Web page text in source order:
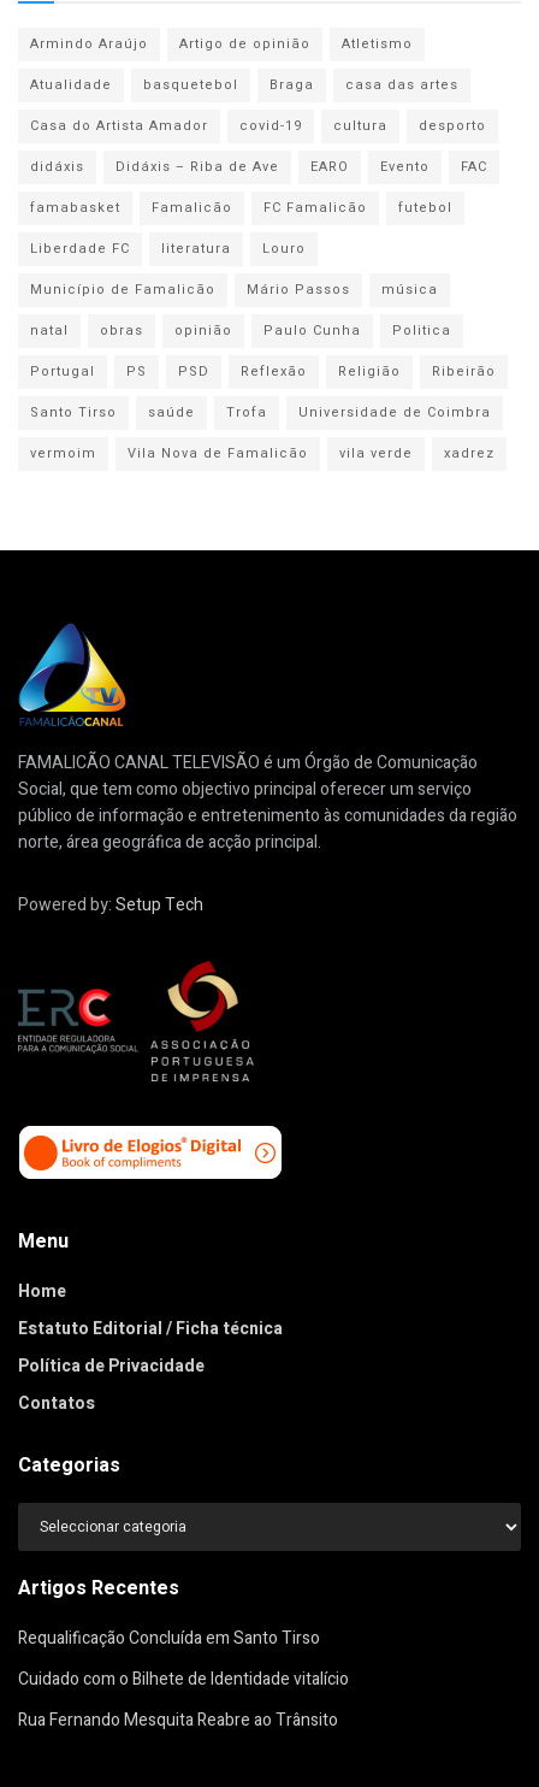
Armindo Araújo Artigo de opinião
Atletismo
Atualidade
basquetebol Braga
casa das artes
Casa do Artista Amador
covid-19 cultura
desporto
didáxis
Didáxis – Riba de Ave EARO Evento
FAC
famabasket
Famalicão FC Famalicão
futebol
Liberdade FC
literatura
Louro
Município de Famalicão
Mário Passos
música
natal
obras opinião Paulo Cunha
Politica
Portugal
PS PSD Reflexão Religião
Ribeirão
Santo Tirso
saúde Trofa
Universidade de Coimbra
vermoim
Vila Nova de Famalicão vila verde xadrez
FAMALICÃO CANAL TELEVISÃO é um Órgão de Comunicação
Social, que tem como objectivo principal oferecer um serviço
público de informação e entretenimento às comunidades da região
norte, área geográfica de acção principal.
Powered by:Setup Tech
Menu
Home
Estatuto Editorial / Ficha técnica
Política de Privacidade
Contatos
Categorias
Categorias
Artigos Recentes
Requalificação Concluída em Santo Tirso
Cuidado com o Bilhete de Identidade vitalício
Rua Fernando Mesquita Reabre ao Trânsito